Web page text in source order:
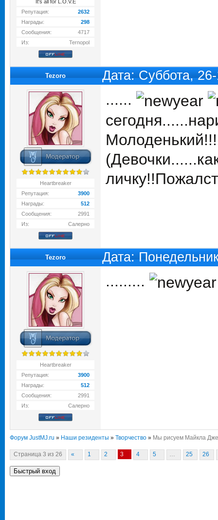
It's all for L.O.V.E
Репутация:
2632
Награды:
298
Сообщения:
4717
Из:
Ternopol
Tezoro Дата: Суббота,
Heartbreaker
Репутация:
3900
Награды:
512
Сообщения:
2991
Из:
Салерно
......
Tezoro Дата:
Heartbreaker
Репутация:
3900
Награды:
512
Сообщения:
2991
Из:
Салерно
.........
Форум JustMJ.ru » Наши резиденты » Творчество » Мы рисуем Майкла
Страница 3 из 26 « 1 2 3 4 5 … 25 26